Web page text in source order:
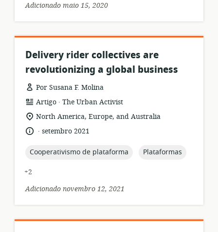
Adicionado maio 15, 2020
Delivery rider collectives are
revolutionizing a global business
Por Susana F. Molina
formato
de
recurso:
Artigo .
Editor:The Urban Activist
local
relevância:
North America, Europe, and Australia
idioma:
.
data
publicação:
setembro 2021
topic:
Cooperativismo de plataforma topic:
Plataformas
+2
Adicionado novembro 12, 2021